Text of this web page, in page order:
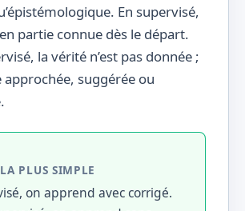
En supervisé,
partie connue dès le départ.
la vérité n’est pas donnée ;
approchée, suggérée ou
PLUS SIMPLE
on apprend avec corrigé.